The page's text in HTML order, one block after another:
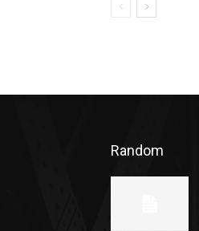
Random